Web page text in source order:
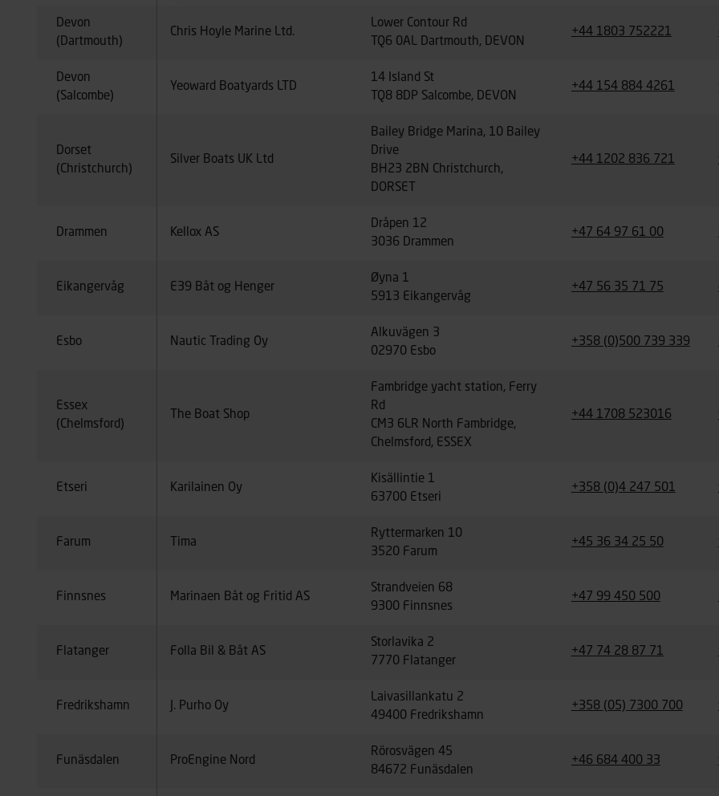
Devon
(Dartmouth)
Chris Hoyle Marine Ltd.
Lower Contour Rd
TQ6 0AL Dartmouth, DEVON
+44 1803 752221
Devon
(Salcombe)
Yeoward Boatyards LTD
14 Island St
TQ8 8DP Salcombe, DEVON
+44 154 884 4261
Dorset
(Christchurch)
Silver Boats UK Ltd
Bailey Bridge Marina, 10 Bailey
Drive
BH23 2BN Christchurch,
DORSET
+44 1202 836 721
Drammen Kellox AS
Dråpen 12
3036 Drammen
+47 64 97 61 00
Eikangervåg E39 Båt og Henger
Øyna 1
5913 Eikangervåg
+47 56 35 71 75
Esbo Nautic Trading Oy
Alkuvägen 3
02970 Esbo
+358 (0)500 739 339
Essex
(Chelmsford)
The Boat Shop
Fambridge yacht station, Ferry
Rd
CM3 6LR North Fambridge,
Chelmsford, ESSEX
+44 1708 523016
Etseri Karilainen Oy
Kisällintie 1
63700 Etseri
+358 (0)4 247 501
Farum Tima
Ryttermarken 10
3520 Farum
+45 36 34 25 50
Finnsnes Marinaen Båt og Fritid AS
Strandveien 68
9300 Finnsnes
+47 99 450 500
Flatanger Folla Bil & Båt AS
Storlavika 2
7770 Flatanger
+47 74 28 87 71
Fredrikshamn J. Purho Oy
Laivasillankatu 2
49400 Fredrikshamn
+358 (05) 7300 700
Funäsdalen ProEngine Nord
Rörosvägen 45
84672 Funäsdalen
+46 684 400 33